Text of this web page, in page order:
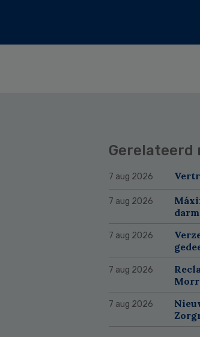
Gerelateerd
7 aug 2026
7 aug 2026
7 aug 2026
7 aug 2026
7 aug 2026